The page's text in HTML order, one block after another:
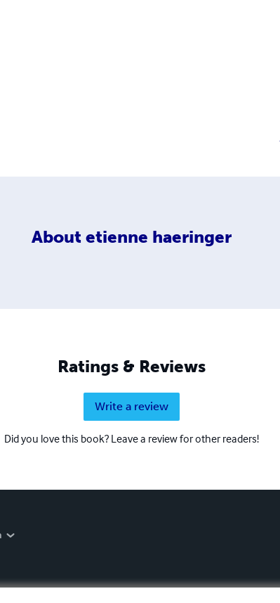
About etienne haeringer
Ratings & Reviews
Write a review
Did you love this book? Leave a review for other readers!